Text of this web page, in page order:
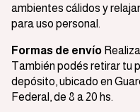
ambientes cálidos y
para uso personal.
Formas de envío
También podés retirar tu
depósito, ubicado en
Federal, de 8 a 20 hs.